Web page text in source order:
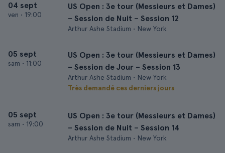
04 sept
ven • 19:00
US Open : 3e tour (Messieurs et Dames)
– Session de Nuit – Session 12
Arthur Ashe Stadium • New York
05 sept
sam • 11:00
US Open : 3e tour (Messieurs et Dames)
– Session de Jour – Session 13
Arthur Ashe Stadium • New York
Très demandé ces derniers jours
05 sept
sam • 19:00
US Open : 3e tour (Messieurs et Dames)
– Session de Nuit – Session 14
Arthur Ashe Stadium • New York